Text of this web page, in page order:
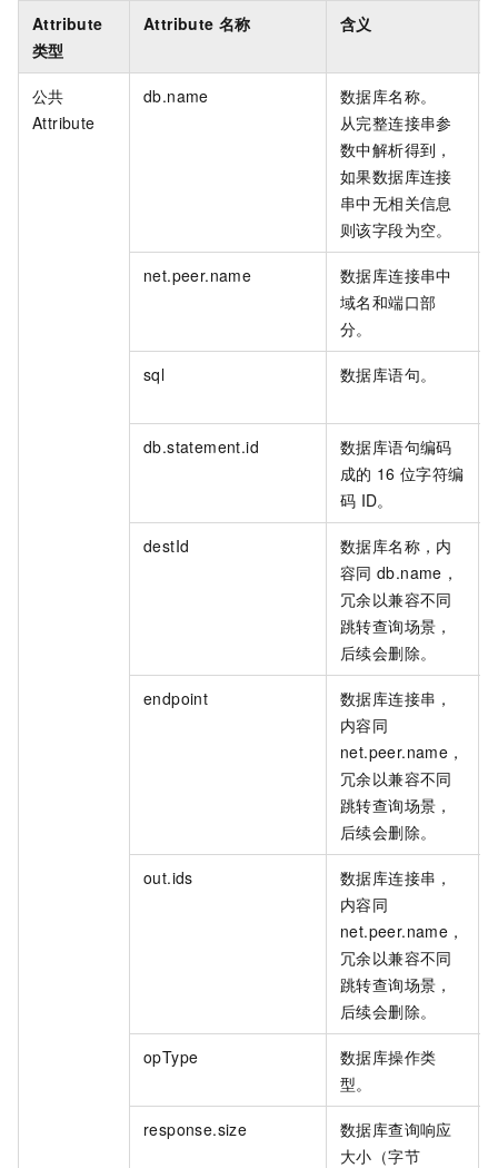
Attribute
类型
Attribute 名称 含义
公共
Attribute
db.name
数据库名称。
从完整连接串参
数中解析得到，
如果数据库连接
串中无相关信息
则该字段为空。
net.peer.name
数据库连接串中
域名和端口部
分。
sql 数据库语句。
db.statement.id
数据库语句编码
成的 16 位字符编
码 ID。
destId
数据库名称，内
容同 db.name，
冗余以兼容不同
跳转查询场景，
后续会删除。
endpoint
数据库连接串，
内容同
net.peer.name，
冗余以兼容不同
跳转查询场景，
后续会删除。
out.ids
数据库连接串，
内容同
net.peer.name，
冗余以兼容不同
跳转查询场景，
后续会删除。
opType
数据库操作类
型。
response.size
数据库查询响应
大小（字节